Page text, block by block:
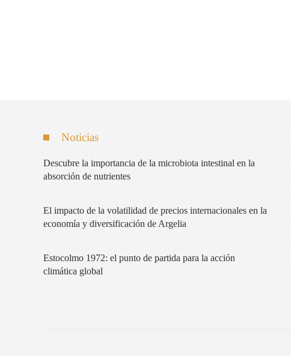
Noticias
Descubre la importancia de la microbiota intestinal en la
absorción de nutrientes
El impacto de la volatilidad de precios internacionales en la
economía y diversificación de Argelia
Estocolmo 1972: el punto de partida para la acción
climática global